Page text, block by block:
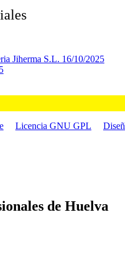
Jiherma S.L. 16/10/2025
Licencia GNU GPL
de Huelva